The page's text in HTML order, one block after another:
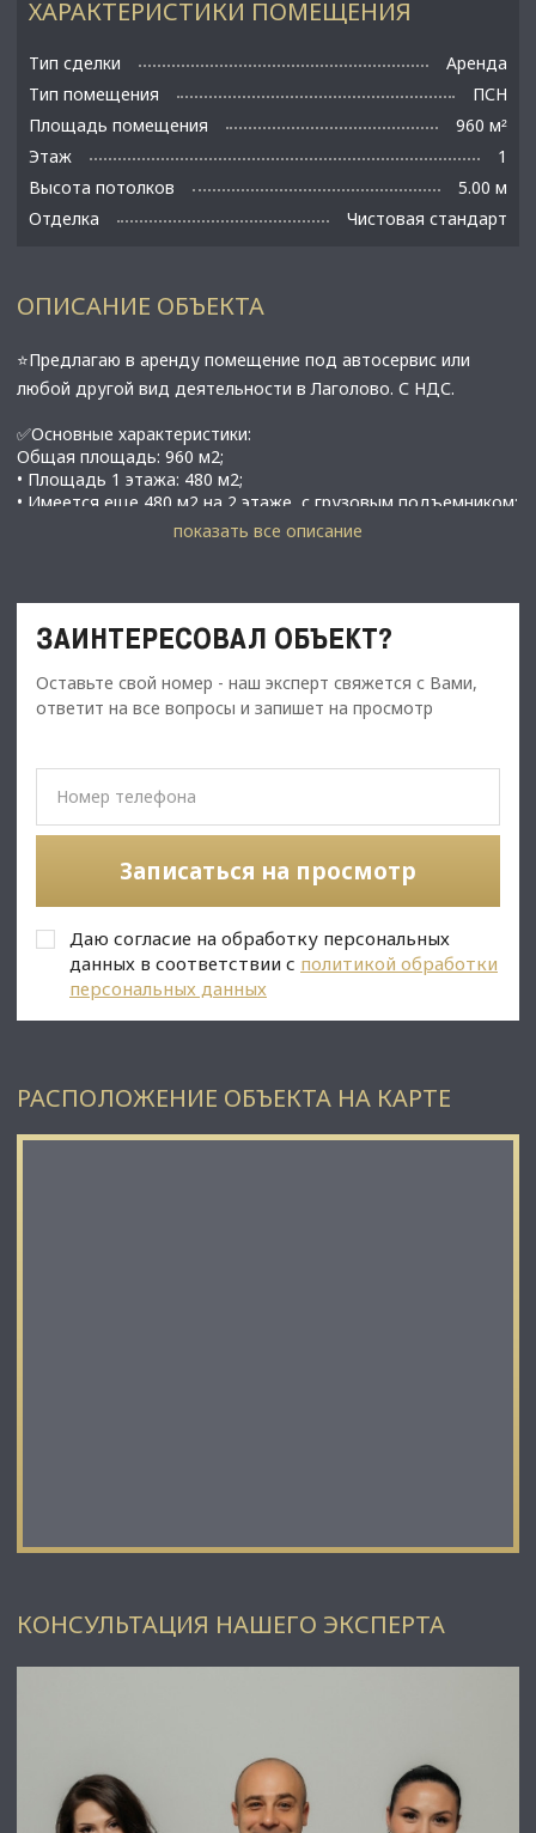
ХАРАКТЕРИСТИКИ ПОМЕЩЕНИЯ
Тип сделки
Аренда
Тип помещения
ПСН
Площадь помещения
960 м²
Этаж
1
Высота потолков
5.00 м
Отделка
Чистовая стандарт
КОНСУЛЬТАЦИЯ НАШЕГО ЭКСПЕРТА
ОПИСАНИЕ ОБЪЕКТА
⭐Предлагаю в аренду помещение под автосервис или
любой другой вид деятельности в Лаголово. С НДС.
✅Основные характеристики:
Общая площадь: 960 м2;
• Площадь 1 этажа: 480 м2;
• Имеется еще 480 м2 на 2 этаже, с грузовым подъемником;
• Мощность электросети: 200 кВт;
⭐Стоимость, условия сделки:
• Срок договора - длительный (от 11 мес.);
показать все описание
ЗАИНТЕРЕСОВАЛ ОБЪЕКТ?
Оставьте свой номер - наш эксперт свяжется с Вами,
ответит на все вопросы и запишет на просмотр
Записаться на просмотр
Даю согласие на обработку персональных
данных в соответствии с политикой обработки
персональных данных
РАСПОЛОЖЕНИЕ ОБЪЕКТА НА КАРТЕ